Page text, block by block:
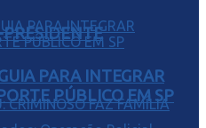
PARA INTEGRAR
PÚBLICO EM SP